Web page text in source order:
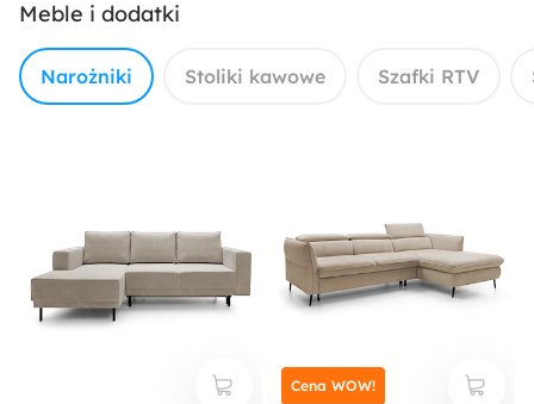
Meble i dodatki
Narożniki Stoliki kawowe Szafki RTV
Cena WOW!